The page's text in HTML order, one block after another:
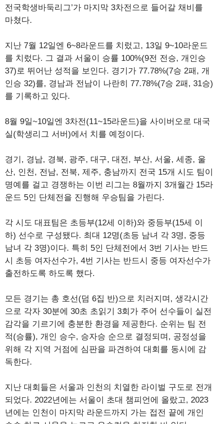
전국학생바둑리그’가 마지막 3차전으로 들어갈 채비를
마쳤다.
지난 7월 12일엔 6~8라운드를 치렀고, 13일 9~10라운드
를 치렀다. 그 결과 서울이 승률 100%(9전 전승, 개인승
37)로 뛰어난 성적을 보인다. 경기가 77.78%(7승 2패, 개
인승 32)를, 경남과 전남이 나란히 77.78%(7승 2패, 31승)
를 기록하고 있다.
8월 9일~10일엔 3차전(11~15라운드)을 사이버오로 대국
실(학생리그 서버)에서 치를 예정이다.
경기, 경남, 경북, 광주, 대구, 대전, 부산, 서울, 세종, 울
산, 인천, 전남, 전북, 제주, 충남까지 전국 15개 시도 팀이
명예를 걸고 경쟁하는 이번 리그는 8월까지 3개월간 15라
운드 5인 단체전을 진행해 우승팀을 가린다.
각 시도 대표팀은 초등부(12세 이하)와 중등부(15세 이
하) 선수로 구성됐다. 최대 12명(초등 남녀 각 3명, 중등
남녀 각 3명)이다. 특히 5인 단체전에서 3번 기사는 반드
시 초등 여자선수가, 4번 기사는 반드시 중등 여자선수가
출전하도록 하도록 했다.
모든 경기는 총 호선(덤 6집 반)으로 치러지며, 생각시간
으로 각자 30분에 30초 초읽기 3회가 주어 선수들이 실전
감각을 기르기에 충분한 환경을 제공한다. 순위는 팀 전
적(승률), 개인 승수, 승자승 순으로 결정되며, 공정성을
위해 각 지역 거점에 심판을 파견하여 대회를 동시에 감
독한다.
지난 대회들은 서울과 인천의 치열한 라이벌 구도로 전개
되었다. 2022년에는 서울이 초대 챔피언에 올랐고, 2023
년에는 인천이 마지막 라운드까지 가는 접전 끝에 개인